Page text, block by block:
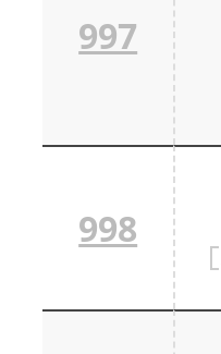
997
998